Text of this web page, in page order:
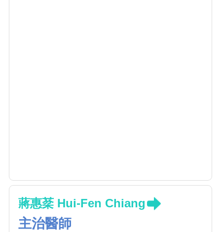
蔣惠棻 Hui-Fen Chiang
主治醫師